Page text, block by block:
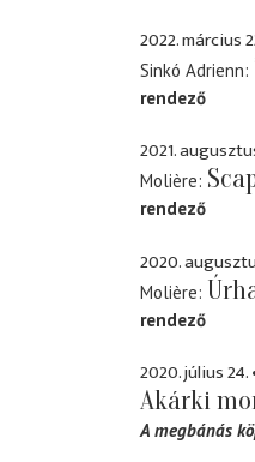
2022. március
Sinkó Adrienn
rendező
2021.
Molière
rendező
2020.
Molière
rendező
2020. július 24.
Akárki
A megbánás